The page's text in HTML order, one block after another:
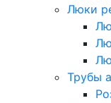
Люки
Трубы